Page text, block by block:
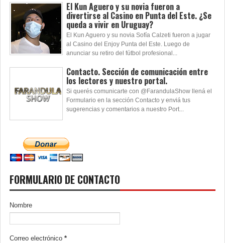
El Kun Aguero y su novia fueron a
divertirse al Casino en Punta del Este. ¿Se
queda a vivir en Uruguay?
El Kun Aguero y su novia Sofía Calzeti fueron a jugar
al Casino del Enjoy Punta del Este. Luego de
anunciar su retiro del fútbol profesional...
Contacto. Sección de comunicación entre
los lectores y nuestro portal.
Si querés comunicarte con @FarandulaShow llená el
Formulario en la sección Contacto y enviá tus
sugerencias y comentarios a nuestro Port...
FORMULARIO DE CONTACTO
Nombre
Correo electrónico *